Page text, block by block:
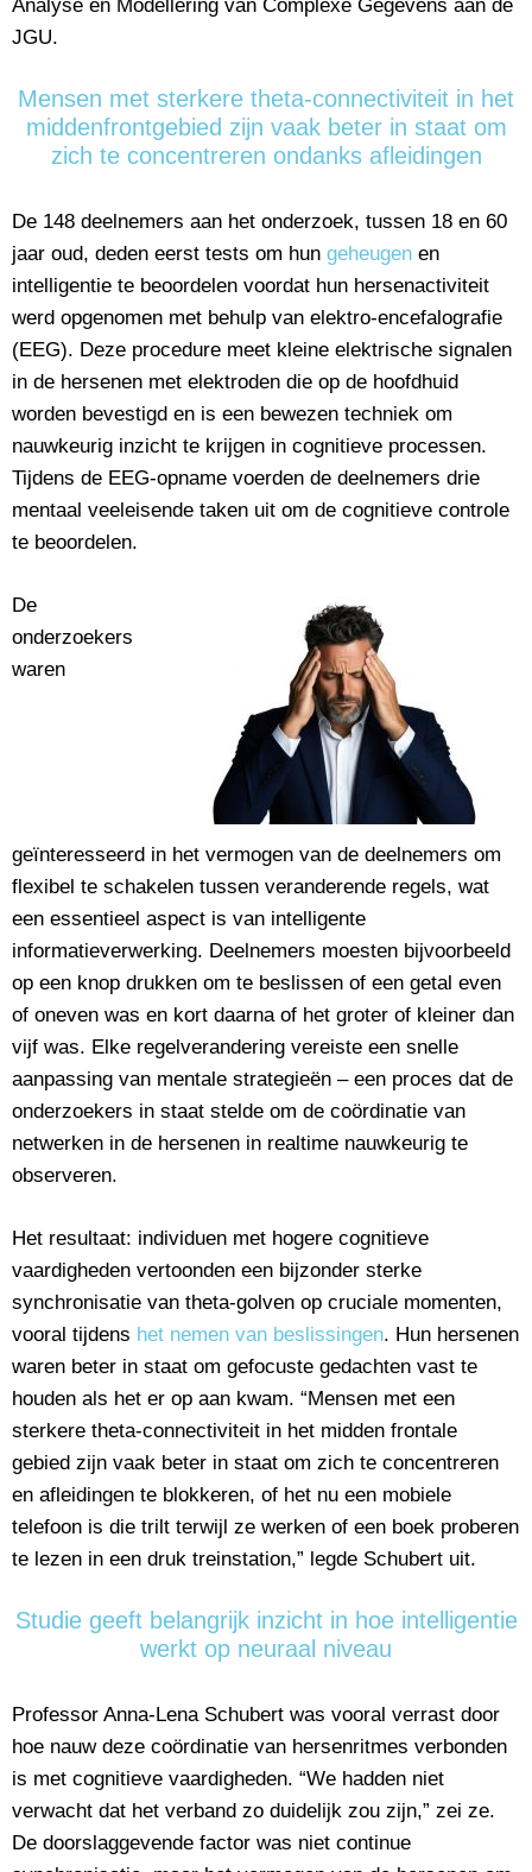
Analyse en Modellering van Complexe Gegevens aan de
JGU.
Mensen met sterkere theta-connectiviteit in het
middenfrontgebied zijn vaak beter in staat om
zich te concentreren ondanks afleidingen
De 148 deelnemers aan het onderzoek, tussen 18 en 60
jaar oud, deden eerst tests om hun geheugen en
intelligentie te beoordelen voordat hun hersenactiviteit
werd opgenomen met behulp van elektro-encefalografie
(EEG). Deze procedure meet kleine elektrische signalen
in de hersenen met elektroden die op de hoofdhuid
worden bevestigd en is een bewezen techniek om
nauwkeurig inzicht te krijgen in cognitieve processen.
Tijdens de EEG-opname voerden de deelnemers drie
mentaal veeleisende taken uit om de cognitieve controle
te beoordelen.
De
onderzoekers
waren
geïnteresseerd in het vermogen van de deelnemers om
flexibel te schakelen tussen veranderende regels, wat
een essentieel aspect is van intelligente
informatieverwerking. Deelnemers moesten bijvoorbeeld
op een knop drukken om te beslissen of een getal even
of oneven was en kort daarna of het groter of kleiner dan
vijf was. Elke regelverandering vereiste een snelle
aanpassing van mentale strategieën – een proces dat de
onderzoekers in staat stelde om de coördinatie van
netwerken in de hersenen in realtime nauwkeurig te
observeren.
Het resultaat: individuen met hogere cognitieve
vaardigheden vertoonden een bijzonder sterke
synchronisatie van theta-golven op cruciale momenten,
vooral tijdens het nemen van beslissingen. Hun hersenen
waren beter in staat om gefocuste gedachten vast te
houden als het er op aan kwam. “Mensen met een
sterkere theta-connectiviteit in het midden frontale
gebied zijn vaak beter in staat om zich te concentreren
en afleidingen te blokkeren, of het nu een mobiele
telefoon is die trilt terwijl ze werken of een boek proberen
te lezen in een druk treinstation,” legde Schubert uit.
Studie geeft belangrijk inzicht in hoe intelligentie
werkt op neuraal niveau
Professor Anna-Lena Schubert was vooral verrast door
hoe nauw deze coördinatie van hersenritmes verbonden
is met cognitieve vaardigheden. “We hadden niet
verwacht dat het verband zo duidelijk zou zijn,” zei ze.
De doorslaggevende factor was niet continue